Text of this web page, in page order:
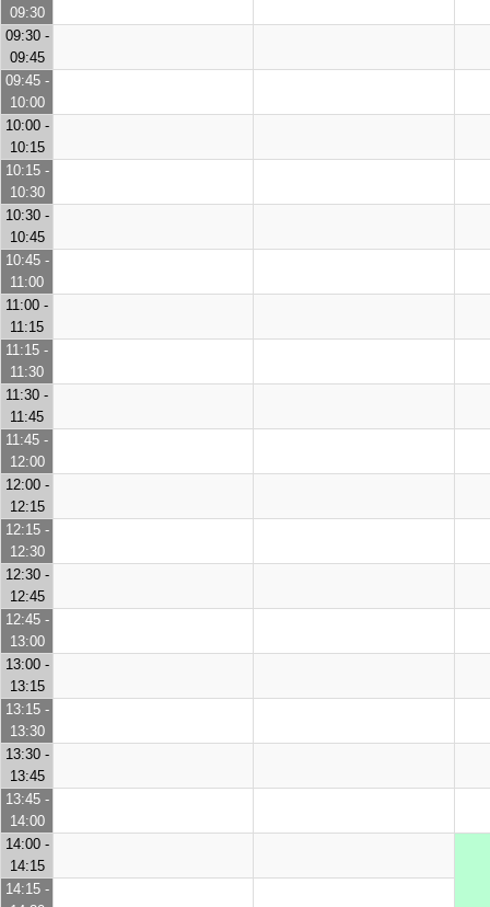
09:30
09:30 -
09:45
09:45 -
10:00
10:00 -
10:15
10:15 -
10:30
10:30 -
10:45
10:45 -
11:00
11:00 -
11:15
11:15 -
11:30
11:30 -
11:45
11:45 -
12:00
12:00 -
12:15
12:15 -
12:30
12:30 -
12:45
12:45 -
13:00
13:00 -
13:15
13:15 -
13:30
13:30 -
13:45
13:45 -
14:00
14:00 -
14:15
14:15 -